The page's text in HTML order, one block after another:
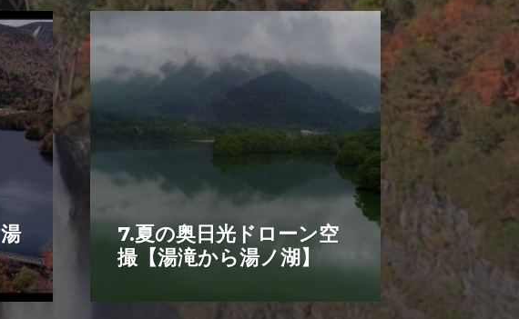
7.夏の奥日光ドローン空
撮【湯滝から湯ノ湖】